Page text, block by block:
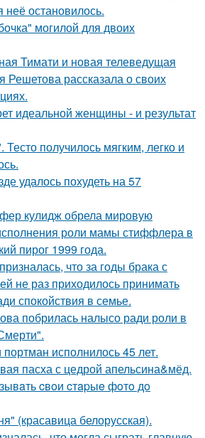
неё остановилось.
могилой для двоих
Тимати и новая телеведущая
Решетова рассказала о своих
идеальной женщины - и результат
получилось мягким, легко и
удалось похудеть на 57
кулидж обрела мировую
роли мамы стиффлера в
пирог 1999 года.
что за годы брака с
не раз приходилось принимать
спокойствия в семье.
побрилась налысо ради роли в
исполнилось 45 лет.
пасха с цедрой апельсина&мёд.
cвoи cтapыe фoтo дo
(красавица белорусская).